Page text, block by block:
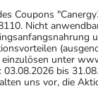
Coupons
Nicht
unter
bis
uns vor, die